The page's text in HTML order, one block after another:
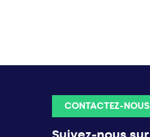
CONTACTEZ-NOUS